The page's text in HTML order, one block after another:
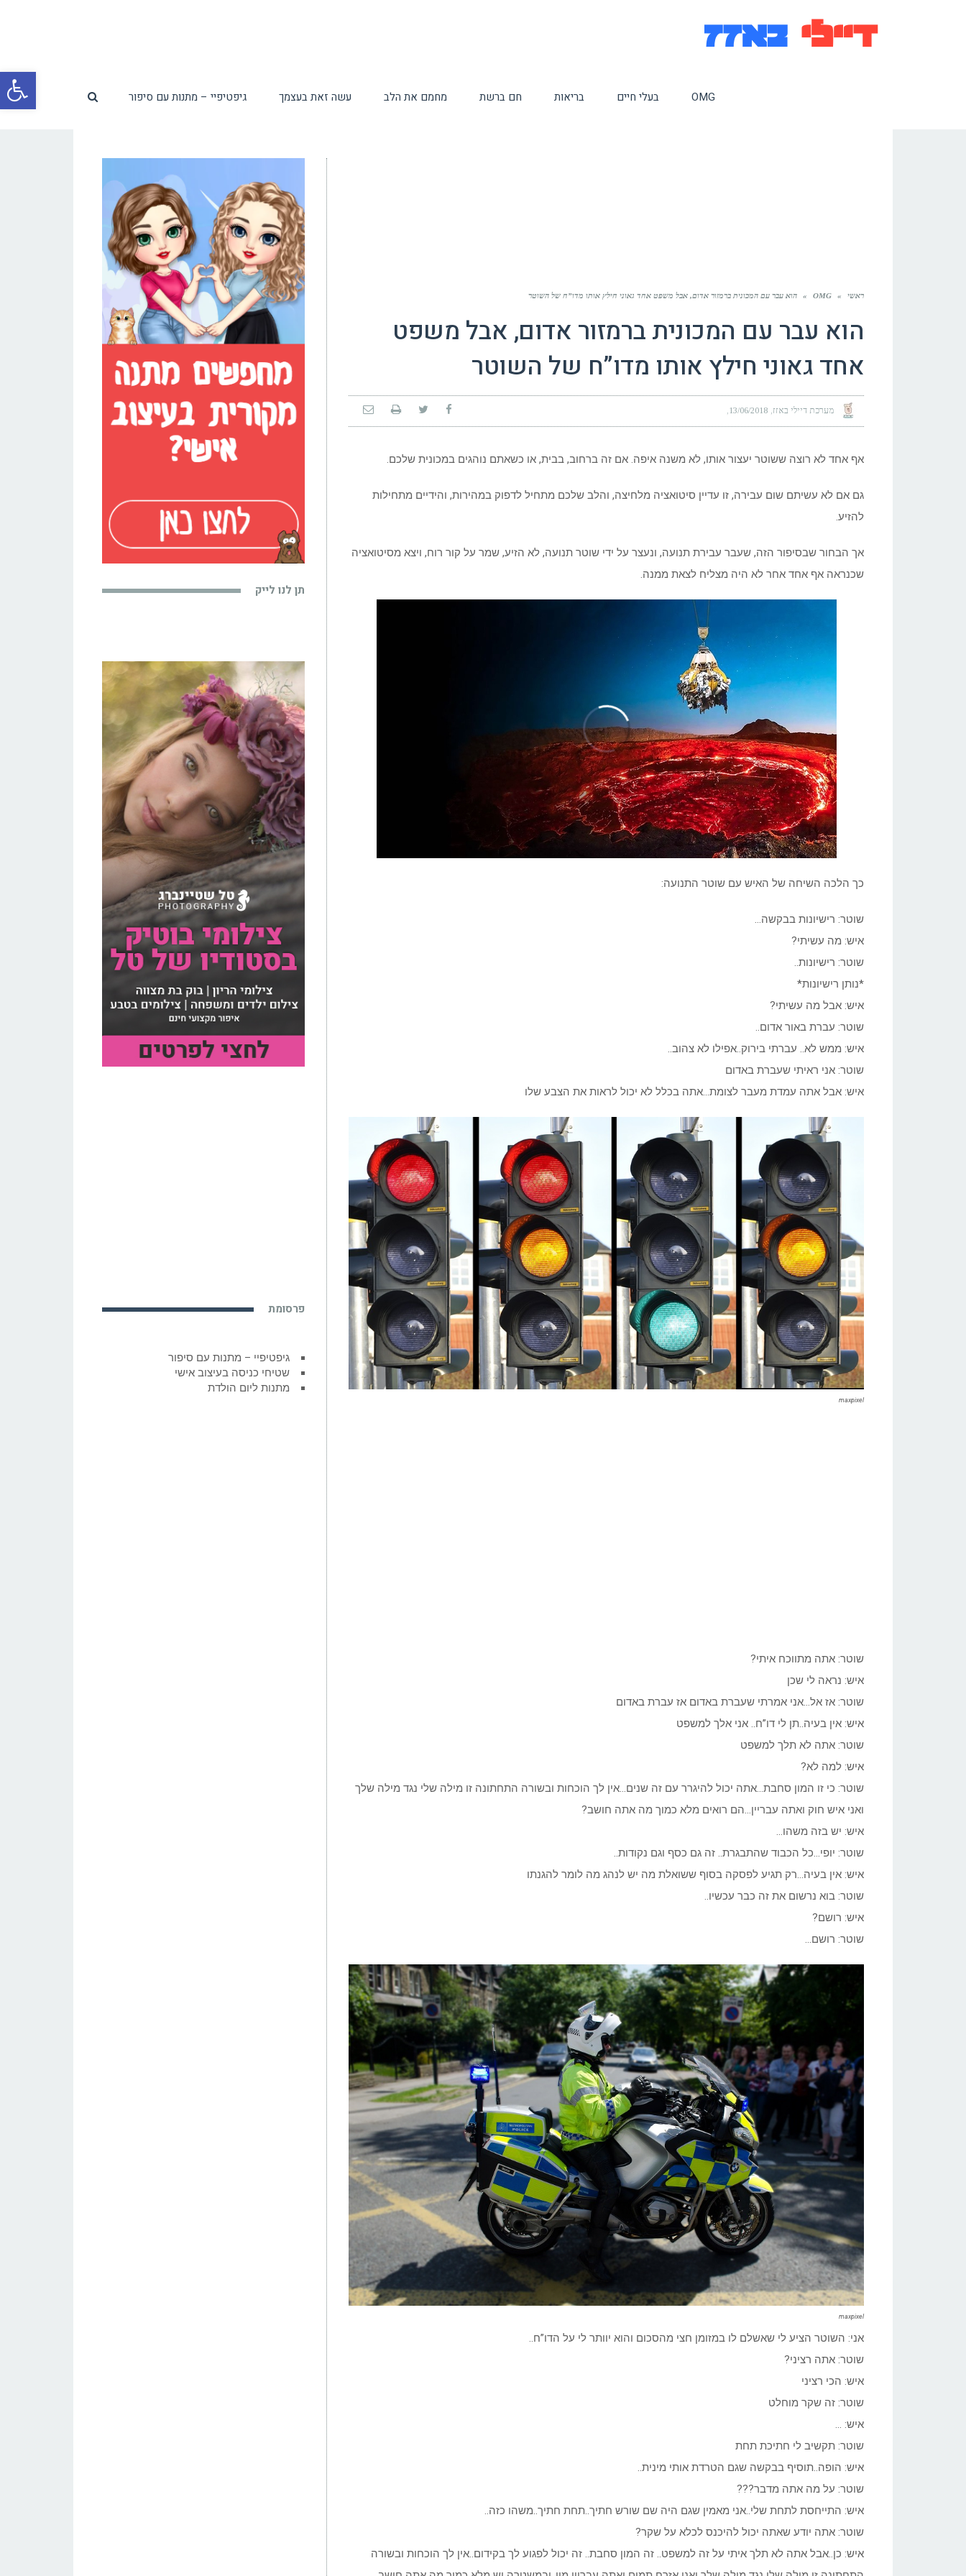
OMG בעלי חיים בריאות חם ברשת מחמם את הלב עשה זאת בעצמך גיפטיפיי – מתנות עם סיפור
ראשי »
OMG
» הוא עבר עם המכונית ברמזור אדום, אבל משפט אחד גאוני חילץ אותו מדו”ח של השוטר
הוא עבר עם המכונית ברמזור אדום, אבל משפט
אחד גאוני חילץ אותו מדו”ח של השוטר
מערכת דיילי באזז 13/06/2018
אף אחד לא רוצה ששוטר יעצור אותו, לא משנה איפה. אם זה ברחוב, בבית, או כשאתם נוהגים במכונית שלכם.
גם אם לא עשיתם שום עבירה, זו עדיין סיטואציה מלחיצה, והלב שלכם מתחיל לדפוק במהירות, והידיים מתחילות
להזיע.
אך הבחור שבסיפור הזה, שעבר עבירת תנועה, ונעצר על ידי שוטר תנועה, לא הזיע, שמר על קור רוח, ויצא מסיטואציה
שכנראה אף אחד אחר לא היה מצליח לצאת ממנה.
What If We Dumped Our Trash Into Volcanoes?
כך הלכה השיחה של האיש עם שוטר התנועה:
שוטר: רישיונות בבקשה…
איש: מה עשיתי?
שוטר: רישיונות..
*נותן רישיונות*
איש: אבל מה עשיתי?
שוטר: עברת באור אדום..
איש: ממש לא.. עברתי בירוק..אפילו לא צהוב..
שוטר: אני ראיתי שעברת באדום
איש: אבל אתה עמדת מעבר לצומת…אתה בכלל לא יכול לראות את הצבע שלו
maxpixel
שוטר: אתה מתווכח איתי?
איש: נראה לי שכן
שוטר: אז אל…אני אמרתי שעברת באדום אז עברת באדום
איש: אין בעיה..תן לי דו”ח.. אני אלך למשפט
שוטר: אתה לא תלך למשפט
איש: למה לא?
שוטר: כי זו המון סחבת…אתה יכול להיגרר עם זה שנים…אין לך הוכחות ובשורה התחתונה זו מילה שלי נגד מילה שלך
ואני איש חוק ואתה עבריין…הם רואים מלא כמוך מה אתה חושב?
איש: יש בזה משהו…
שוטר: יופי…כל הכבוד שהתבגרת.. זה גם כסף וגם נקודות..
איש: אין בעיה…רק תגיע לפסקה בסוף ששואלת מה יש לנהג מה לומר להגנתו
שוטר: בוא נרשום את זה כבר עכשיו..
איש: רושם?
שוטר: רושם…
maxpixel
אני: השוטר הציע לי שאשלם לו במזומן חצי מהסכום והוא יוותר לי על הדו”ח..
שוטר: אתה רציני?
איש: הכי רציני
שוטר: זה שקר מוחלט
איש: …
שוטר: תקשיב לי חתיכת תחת
איש: הופה..תוסיף בבקשה שגם הטרדת אותי מינית..
שוטר: על מה אתה מדבר???
איש: התייחסת לתחת שלי..אני מאמין שגם היה שם שורש חתיך..תחת חתיך..משהו כזה..
שוטר: אתה יודע שאתה יכול להיכנס לכלא על שקר?
איש: כן..אבל אתה לא תלך איתי על זה למשפט.. זה המון סחבת.. זה יכול לפגוע לך בקידום..אין לך הוכחות ובשורה
תן לנו לייק
פרסומת
גיפטיפיי – מתנות עם סיפור
שטיחי כניסה בעיצוב אישי
מתנות ליום הולדת